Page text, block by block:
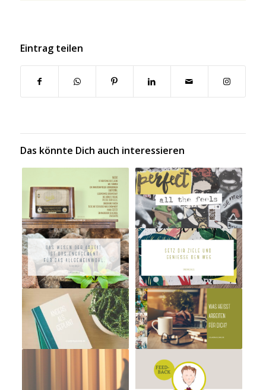
Eintrag teilen
Das könnte Dich auch interessieren